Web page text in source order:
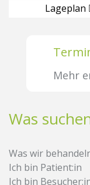
Lageplan
Mehr
Was
Was wir
Ich bin Patient:in
Ich bin